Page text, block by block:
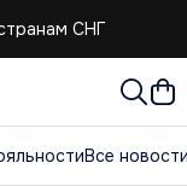
СНГ
Все